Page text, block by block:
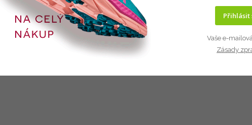
Přihlásit
Vaše e-
Zásady